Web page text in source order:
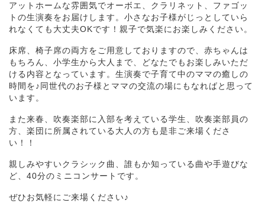
アットホームな雰囲気でオーボエ、クラリネット、ファゴッ
トの生演奏をお届けします。小さなお子様がじっとしていら
れなくても大丈夫OKです！親子で気楽にお楽しみください。
床席、椅子席の両方をご用意しておりますので、赤ちゃんは
もちろん、小学生から大人まで、どなたでもお楽しみいただ
ける内容となっています。生演奏で子育て中のママの癒しの
時間を♪同世代のお子様とママの交流の場にもなればと思って
います。
また来春、吹奏楽部に入部を考えている学生、吹奏楽部員の
方、楽団に所属されている大人の方も是非ご来場くださ
い！！
親しみやすいクラシック曲、誰もか知っている曲や手遊びな
ど、40分のミニコンサートです。
ぜひお気軽にご来場ください♪